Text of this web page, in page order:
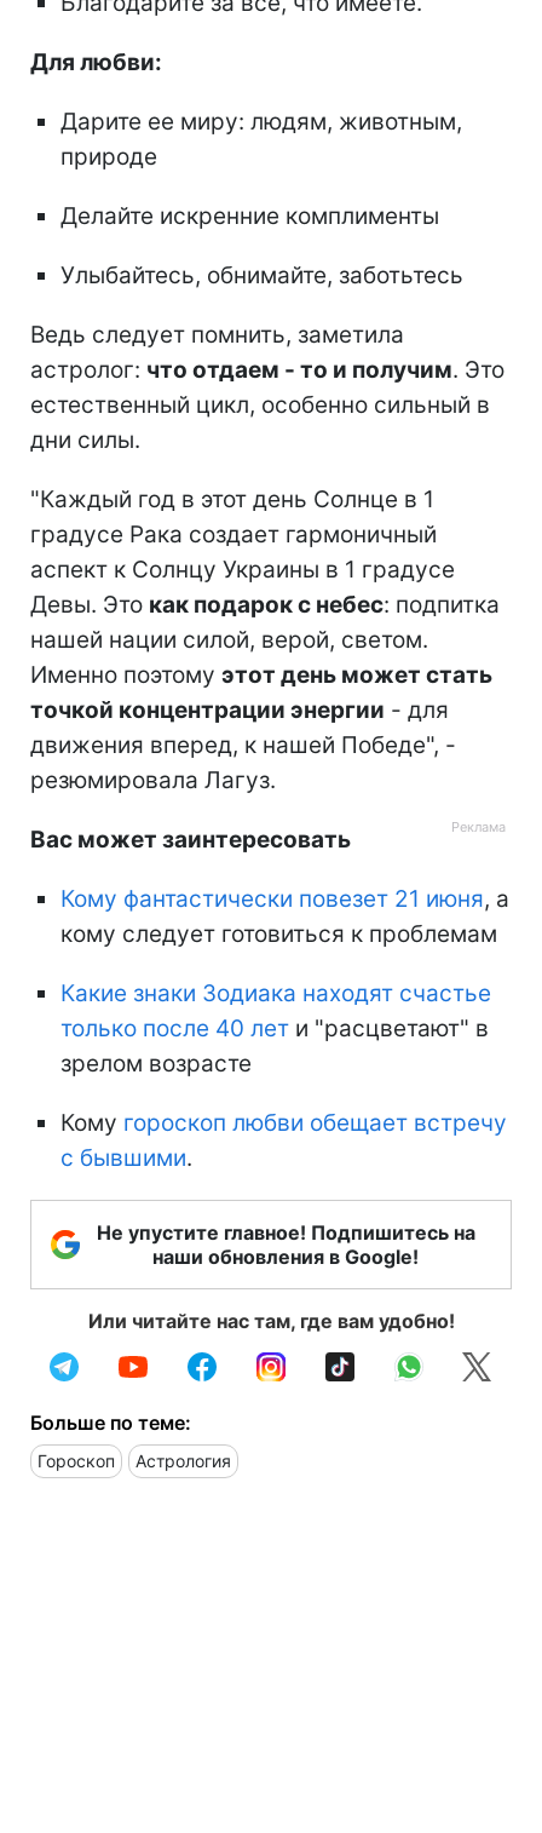
Для любви:
Дарите ее миру: людям, животным,
природе
Делайте искренние комплименты
Улыбайтесь, обнимайте, заботьтесь
Ведь следует помнить, заметила
астролог: что отдаем - то и получим. Это
естественный цикл, особенно сильный в
дни силы.
"Каждый год в этот день Солнце в 1
градусе Рака создает гармоничный
аспект к Солнцу Украины в 1 градусе
Девы. Это как подарок с небес: подпитка
нашей нации силой, верой, светом.
Именно поэтому этот день может стать
точкой концентрации энергии - для
движения вперед, к нашей Победе", -
резюмировала Лагуз.
Вас может заинтересовать
Кому фантастически повезет 21 июня, а
кому следует готовиться к проблемам
Какие знаки Зодиака находят счастье
только после 40 лет и "расцветают" в
зрелом возрасте
Кому гороскоп любви обещает встречу
с бывшими.
Не упустите главное! Подпишитесь на
наши обновления в Google!
Или читайте нас там, где вам удобно!
Больше по теме:
Гороскоп Астрология